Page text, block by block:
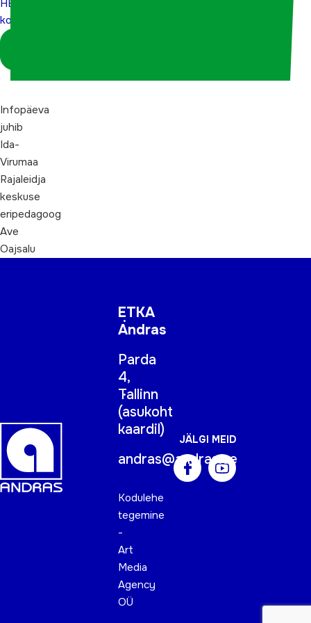
HEV-
koordinaatoritele
Infopäeva
juhib
Ida-
Virumaa
Rajaleidja
keskuse
eripedagoog
Ave
Oajsalu
ETKA
Andras
Parda
4,
Tallinn
(asukoht
kaardil)
andras@andras.ee
Kodulehe
tegemine
-
Art
Media
Agency
OÜ
JÄLGI MEID